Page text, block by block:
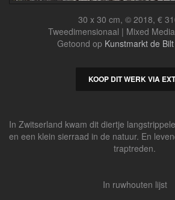
30 x 30 cm, © 2018, €
Tweedimensionaal | Mixed
Getoond op Kunstmarkt de
KOOP DIT WERK VIA
In Zwitserland kwam dit diertje
en een klein sierraad in de natuur. En
traptreden.
In ruwhouten lijst